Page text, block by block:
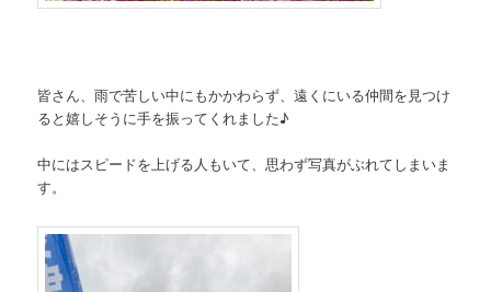
皆さん、雨で苦しい中にもかかわらず、遠くにいる仲間を見つけ
ると嬉しそうに手を振ってくれました♪
中にはスピードを上げる人もいて、思わず写真がぶれてしまいま
す。